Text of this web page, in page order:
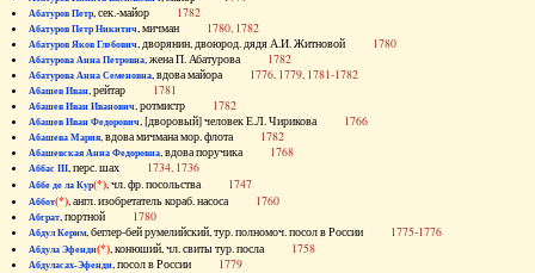
Абатуров Петр, сек.-майор 1782
Абатуров Петр Никитич, мичман 1780, 1782
Абатуров Яков Глебович, дворянин, двоюрод. дядя А.И. Житновой 1780
Абатурова Анна Петровна, жена П. Абатурова 1782
Абатурова Анна Семеновна, вдова майора 1776, 1779, 1781-1782
Абашев Иван, рейтар 1781
Абашев Иван Иванович, ротмистр 1782
Абашев Иван Федорович, [дворовый] человек Е.Л. Чирикова 1766
Абашева Мария, вдова мичмана мор. флота 1782
Абашевская Анна Федоровна, вдова поручика 1768
Аббас III, перс. шах 1734, 1736
Аббе де ла Кур(*), чл. фр. посольства 1747
Аббот(*), англ. изобретатель кораб. насоса 1760
Абграт, портной 1780
Абдул Керим, беглер-бей румелийский, тур. полномоч. посол в России 1775-1776
Абдула Эфенди(*), конюший, чл. свиты тур. посла 1758
Абдуласах-Эфенди, посол в России 1779